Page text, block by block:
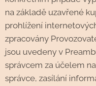
na základě uzavřené
prohlížení
zpracovány
jsou uvedeny v
správcem za účelem
správce, zasílání